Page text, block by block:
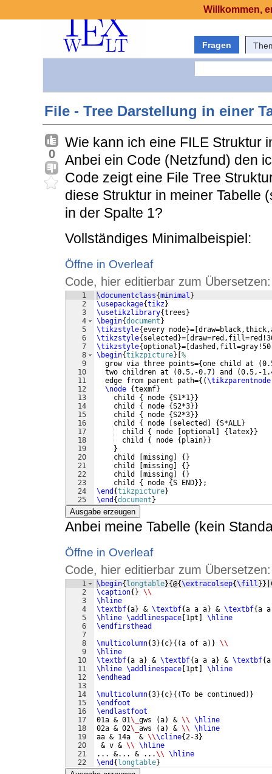
Fragen
File - Tree Darstellung in einer
0
Wie kann ich eine FILE Struktur
Anbei ein Code (Netzfund) den
Code zeigt eine File Tree
diese Struktur in meiner Tabelle
in der Spalte 1?
Vollständiges Minimalbeispiel:
Öffne in Overleaf
Code, hier editierbar zum Übersetzen:
1
2
3
4
5
6
7
8
9
10
11
12
13
14
15
16
17
18
19
20
21
22
23
24
25
\documentclass{minimal }
\usepackage{tikz}
\usetikzlibrary{trees }
\begin{document }
\tikzstyle{every node}=
\tikzstyle{ selected }=
\tikzstyle{optional }= dashed,fill=gray!50
\begin{tikzpicture} %
  grow via three points=
{one child at (
  two children at
(0.5,-0.7) and (0.5,-
  edge from parent path=
{(\tikzparentnode
\node {texmf}
    child
{ node {S1*1}}
    child
{ node {S2*3}}
    child
{ node {S2*3}}
    child
{ node selected {S*ALL}
  child
{ node optional { latex}}
  child
{ node { plain}}
}
    child
missing { }
    child
missing { }
    child
missing { }
    child
{ node {S END}} ;
\end {tikzpicture}
\end {document }
Ausgabe erzeugen
Anbei meine Tabelle (kein
Öffne in Overleaf
Code, hier editierbar zum Übersetzen:
1
2
3
4
5
6
7
8
9
10
11
12
13
14
15
16
17
18
19
20
21
22
\begin{ longtable}{@{\extracolsep{\fill }}
\caption{ } \\
\hline
\textbf{a} & \textbf{a a a} & \textbf{a
\hline \addlinespace 1pt
\hline
\endfirsthead
\multicolumn{3}{ c}{(a of a)} \\
\hline
\textbf{a a} & \textbf{a a a} & \textbf{
\hline \addlinespace 1pt
\hline
\endhead
\multicolumn{3}{ c}{(To be continued )}
\endfoot
\endlastfoot
01a & 01\_ gws (a) & \\ \hline
02a & 02\_ aws (a) & \\ \hline
aa & 14a  & \\\cline{2-3}
& v & \\ \hline
... &... & ...\\ \hline
\end { longtable}
Willkommen,